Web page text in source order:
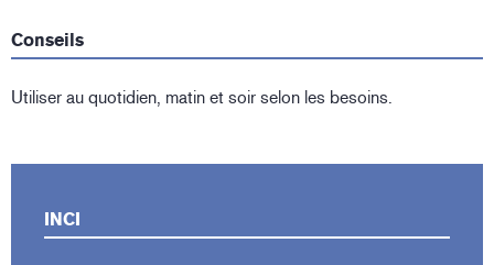
Conseils
Utiliser au quotidien, matin et soir selon les besoins.
INCI